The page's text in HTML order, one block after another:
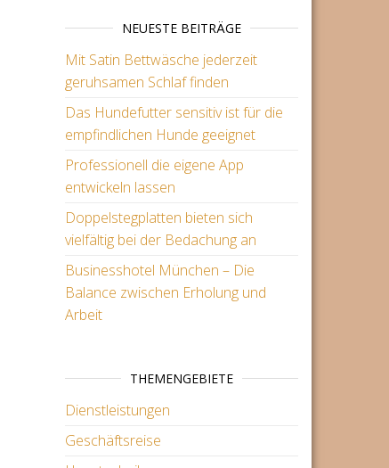
NEUESTE BEITRÄGE
Mit Satin Bettwäsche jederzeit
geruhsamen Schlaf finden
Das Hundefutter sensitiv ist für die
empfindlichen Hunde geeignet
Professionell die eigene App
entwickeln lassen
Doppelstegplatten bieten sich
vielfältig bei der Bedachung an
Businesshotel München – Die
Balance zwischen Erholung und
Arbeit
THEMENGEBIETE
Dienstleistungen
Geschäftsreise